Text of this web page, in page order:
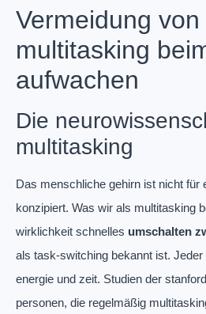
Vermeidung von
multitasking
aufwachen
Die
multitasking
Das menschliche gehirn ist nicht für
konzipiert. Was wir als multitasking
wirklichkeit schnelles umschalten
als task-switching bekannt ist.
energie und zeit. Studien der
personen, die regelmäßig